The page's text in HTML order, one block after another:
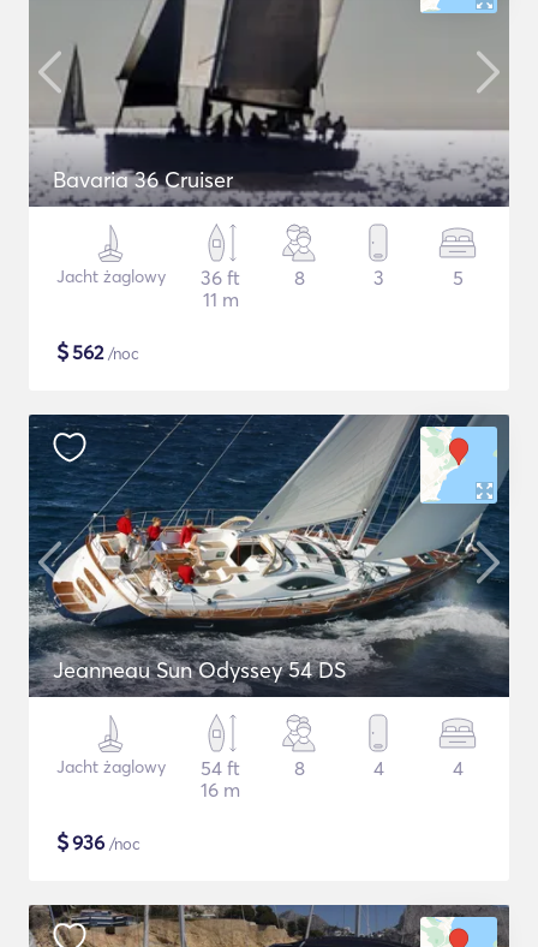
Bavaria 36 Cruiser
Jacht żaglowy
36 ft
11 m
8 3 5
$562/noc
Jeanneau Sun Odyssey 54 DS
Jacht żaglowy
54 ft
16 m
8 4 4
$936 /noc